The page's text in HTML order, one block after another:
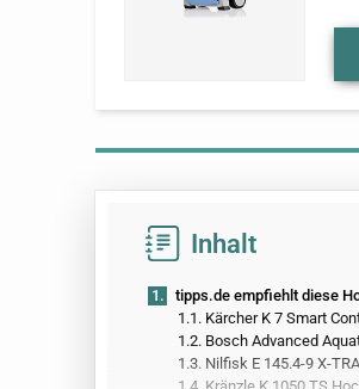
Inhalt
1.
tipps.de empfiehlt diese
1.1. Kärcher K 7 Smart
1.2. Bosch Advanced
1.3. Nilfisk E 145.4-9 X-